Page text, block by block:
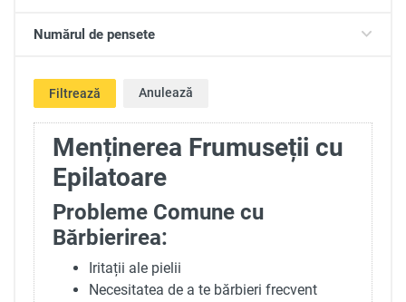
Numărul de pensete
Filtrează Anulează
Menținerea Frumuseții cu
Epilatoare
Probleme Comune cu
Bărbierirea:
Iritații ale pielii
Necesitatea de a te bărbieri frecvent